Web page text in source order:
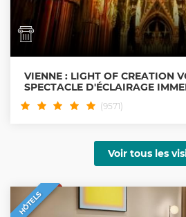
VIENNE : LIGHT OF CREATION
SPECTACLE D'ÉCLAIRAGE
(9571)
Voir tous les
HÔTELS